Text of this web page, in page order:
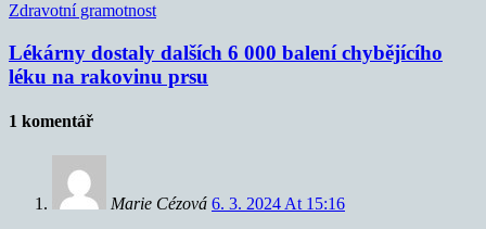
Zdravotní gramotnost
Lékárny dostaly dalších 6 000 balení chybějícího
léku na rakovinu prsu
1 komentář
Marie Cézová 6. 3. 2024 At 15:16